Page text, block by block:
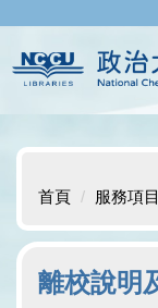
主
要
區
首頁 服務項目
離校說明